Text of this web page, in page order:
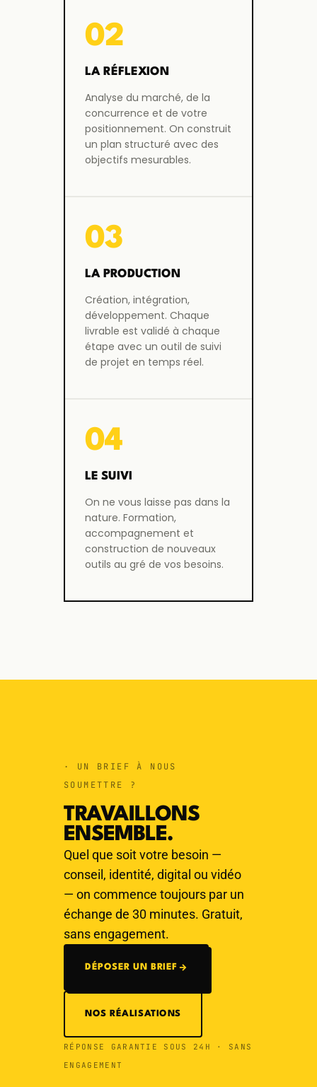
02
LA RÉFLEXION
Analyse du marché, de la
concurrence et de votre
positionnement. On construit
un plan structuré avec des
objectifs mesurables.
03
LA PRODUCTION
Création, intégration,
développement. Chaque
livrable est validé à chaque
étape avec un outil de suivi
de projet en temps réel.
04
LE SUIVI
On ne vous laisse pas dans la
nature. Formation,
accompagnement et
construction de nouveaux
outils au gré de vos besoins.
· UN BRIEF À NOUS
SOUMETTRE ?
TRAVAILLONS
ENSEMBLE.
Quel que soit votre besoin —
conseil, identité, digital ou vidéo
— on commence toujours par un
échange de 30 minutes. Gratuit,
sans engagement.
DÉPOSER UN BRIEF
NOS RÉALISATIONS
RÉPONSE GARANTIE SOUS 24H · SANS
ENGAGEMENT